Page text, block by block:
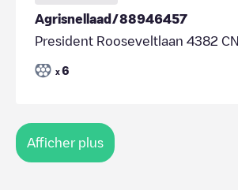
Agrisnellaad/88946457
President Rooseveltlaan 4382 CN
x 6
Afficher plus